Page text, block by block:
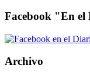
Facebook "En
Archivo